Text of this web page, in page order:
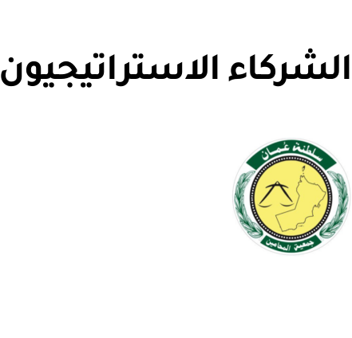
الشركاء الاستراتيجيون